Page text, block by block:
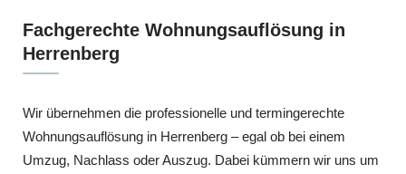
Fachgerechte Wohnungsauflösung in
Herrenberg
Wir übernehmen die professionelle und termingerechte
Wohnungsauflösung in Herrenberg – egal ob bei einem
Umzug, Nachlass oder Auszug. Dabei kümmern wir uns um